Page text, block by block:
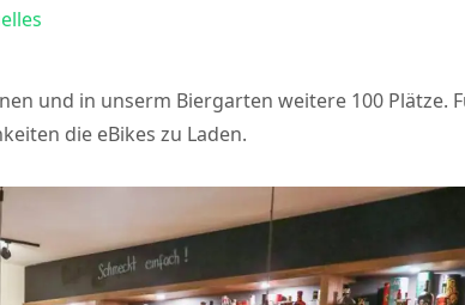
und in unserm Biergarten weitere 100 Plätze.
die eBikes zu Laden.